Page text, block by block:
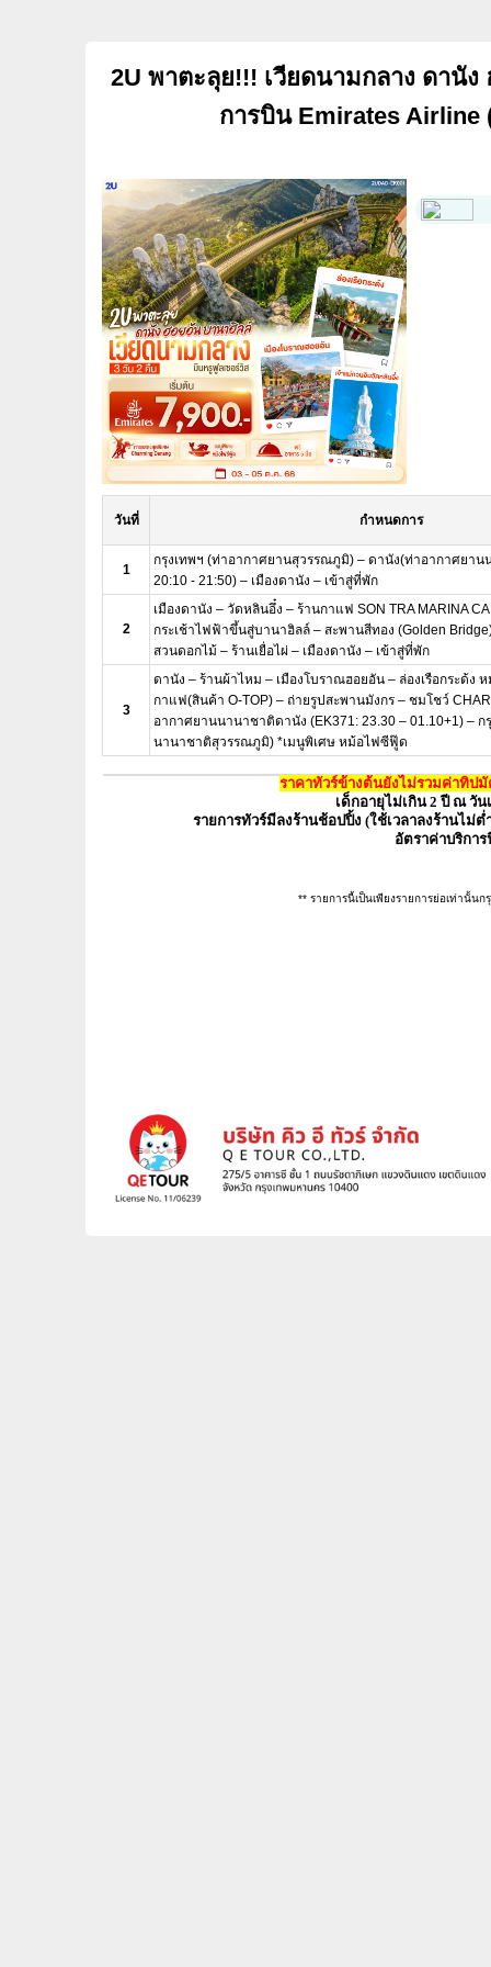
2U พาตะลุย!!! เวียดนามกลาง ดานั
การบิน Emirates Airline
วันที่ กำหนดการ
1
กรุงเทพฯ (ท่าอากาศยานสุวรรณภูมิ) – ดานัง(ท่าอากาศยาน
20:10 - 21:50) – เมืองดานัง – เข้าสู่ที่พัก
2
เมืองดานัง – วัดหลินอึ๋ง – ร้านกาแฟ SON TRA MARINA
กระเช้าไฟฟ้าขึ้นสู่บานาฮิลล์ – สะพานสีทอง (Golden
สวนดอกไม้ – ร้านเยื่อไผ่ – เมืองดานัง – เข้าสู่ที่พัก
3
ดานัง – ร้านผ้าไหม – เมืองโบราณฮอยอัน – ล่องเรือกระด้ง
กาแฟ(สินค้า O-TOP) – ถ่ายรูปสะพานมังกร – ชมโชว์
อากาศยานนานาชาติดานัง (EK371: 23.30 – 01.10+1) – ก
นานาชาติสุวรรณภูมิ) *เมนูพิเศษ หม้อไฟซีฟู๊ด
ราคาทัวร์ข้างต้นยังไม่รวมค่าทิป
เด็กอายุไม่เกิน 2 ปี ณ วั
รายการทัวร์มีลงร้านช้อปปิ้ง (ใช้เวลาลงร้านไม่
อัตราค่าบริกา
** รายการนี้เป็นเพียงรายการย่อเท่านั้น